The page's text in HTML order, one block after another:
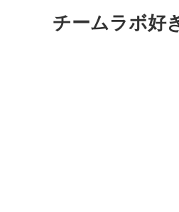
チームラボ好